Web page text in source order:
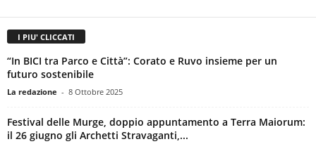
I PIU' CLICCATI
“In BICI tra Parco e Città”: Corato e Ruvo insieme per un
futuro sostenibile
La redazione - 8 Ottobre 2025
Festival delle Murge, doppio appuntamento a Terra Maiorum:
il 26 giugno gli Archetti Stravaganti,...